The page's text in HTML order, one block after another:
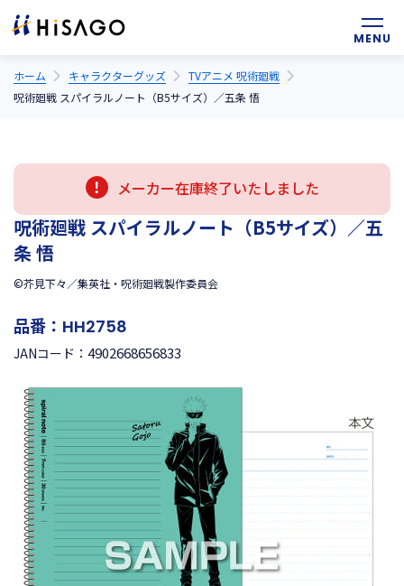
ホーム キャラクターグッズ
TVアニメ 呪術廻戦
呪術廻戦 スパイラルノート（B5サイズ）／五条 悟
メーカー在庫終了いたしました
呪術廻戦 スパイラルノート（B5サイズ）／五
条 悟
©芥見下々／集英社・呪術廻戦製作委員会
品番： HH2758
JANコード： 4902668656833